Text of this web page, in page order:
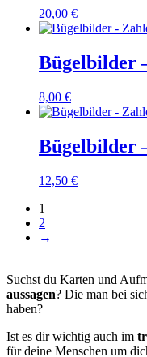
20,00 €
Bügelbilder
8,00 €
Bügelbilder
12,50 €
1
2
→
Suchst du Karten und
aussagen? Die man bei
haben?
Ist es dir wichtig auch im
für deine Menschen um